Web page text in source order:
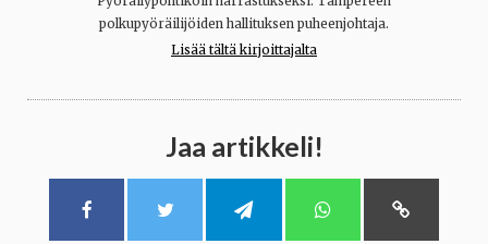
polkupyöräilijöiden hallituksen puheenjohtaja.
Lisää tältä kirjoittajalta
Jaa artikkeli!